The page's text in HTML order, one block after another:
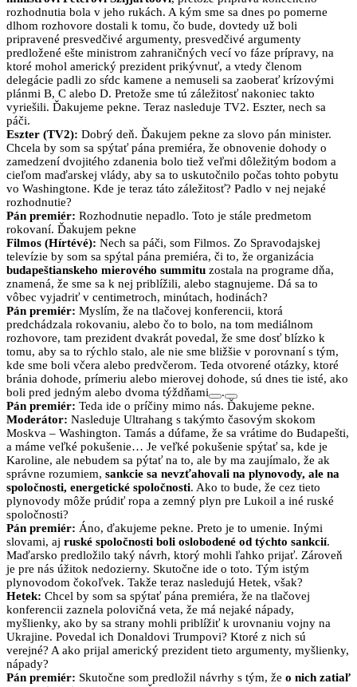
rozhodnutia bola v jeho rukách. A kým sme sa dnes po pomerne
dlhom rozhovore dostali k tomu, čo bude, dovtedy už boli
pripravené presvedčivé argumenty, presvedčivé argumenty
predložené ešte ministrom zahraničných vecí vo fáze prípravy, na
ktoré mohol americký prezident prikývnuť, a vtedy členom
delegácie padli zo sŕdc kamene a nemuseli sa zaoberať krízovými
plánmi B, C alebo D. Pretože sme tú záležitosť nakoniec takto
vyriešili. Ďakujeme pekne. Teraz nasleduje TV2. Eszter, nech sa
páči.
Eszter (TV2): Dobrý deň. Ďakujem pekne za slovo pán minister.
Chcela by som sa spýtať pána premiéra, že obnovenie dohody o
zamedzení dvojitého zdanenia bolo tiež veľmi dôležitým bodom a
cieľom maďarskej vlády, aby sa to uskutočnilo počas tohto pobytu
vo Washingtone. Kde je teraz táto záležitosť? Padlo v nej nejaké
rozhodnutie?
Pán premiér: Rozhodnutie nepadlo. Toto je stále predmetom
rokovaní. Ďakujem pekne
Filmos (Hírtévé): Nech sa páči, som Filmos. Zo Spravodajskej
televízie by som sa spýtal pána premiéra, či to, že organizácia
budapeštianskeho mierového summitu zostala na programe dňa,
znamená, že sme sa k nej priblížili, alebo stagnujeme. Dá sa to
vôbec vyjadriť v centimetroch, minútach, hodinách?
Pán premiér: Myslím, že na tlačovej konferencii, ktorá
predchádzala rokovaniu, alebo čo to bolo, na tom mediálnom
rozhovore, tam prezident dvakrát povedal, že sme dosť blízko k
tomu, aby sa to rýchlo stalo, ale nie sme bližšie v porovnaní s tým,
kde sme boli včera alebo predvčerom. Teda otvorené otázky, ktoré
bránia dohode, prímeriu alebo mierovej dohode, sú dnes tie isté, ako
boli pred jedným alebo dvoma týždňami
.
Pán premiér: Teda ide o príčiny mimo nás. Ďakujeme pekne.
Moderátor: Nasleduje Ultrahang s takýmto časovým skokom
Moskva – Washington. Tamás a dúfame, že sa vrátime do Budapešti,
a máme veľké pokušenie… Je veľké pokušenie spýtať sa, kde je
Karoline, ale nebudem sa pýtať na to, ale by ma zaujímalo, že ak
správne rozumiem, sankcie sa nevzťahovali na plynovody, ale na
spoločnosti, energetické spoločnosti. Ako to bude, že cez tieto
plynovody môže prúdiť ropa a zemný plyn pre Lukoil a iné ruské
spoločnosti?
Pán premiér: Áno, ďakujeme pekne. Preto je to umenie. Inými
slovami, aj ruské spoločnosti boli oslobodené od týchto sankcií.
Maďarsko predložilo taký návrh, ktorý mohli ľahko prijať. Zároveň
je pre nás úžitok nedozierny. Skutočne ide o toto. Tým istým
plynovodom čokoľvek. Takže teraz nasledujú Hetek, však?
Hetek: Chcel by som sa spýtať pána premiéra, že na tlačovej
konferencii zaznela polovičná veta, že má nejaké nápady,
myšlienky, ako by sa strany mohli priblížiť k urovnaniu vojny na
Ukrajine. Povedal ich Donaldovi Trumpovi? Ktoré z nich sú
verejné? A ako prijal americký prezident tieto argumenty, myšlienky,
nápady?
Pán premiér: Skutočne som predložil návrhy s tým, že o nich zatiaľ